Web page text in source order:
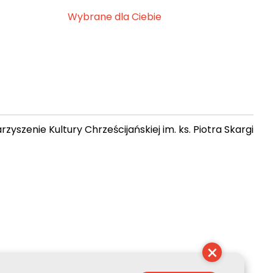
Wybrane dla Ciebie
Kultury Chrześcijańskiej im. ks. Piotra Skargi
×